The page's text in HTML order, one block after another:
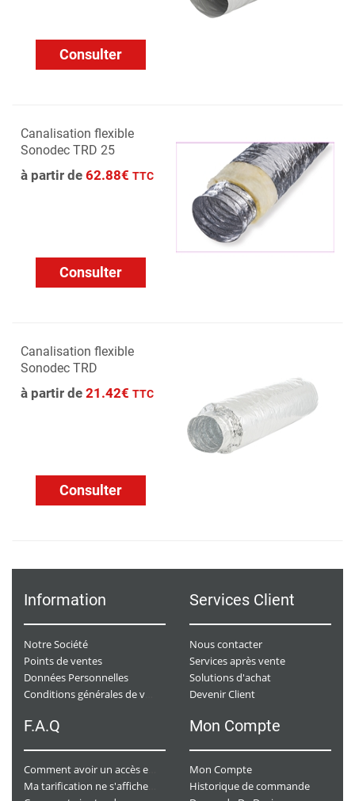
Consulter
Canalisation flexible
Sonodec TRD 25
à partir de 62.88€ TTC
Consulter
Canalisation flexible
Sonodec TRD
à partir de 21.42€ TTC
Consulter
Information
Notre Société
Points de ventes
Données Personnelles
Services Client
Nous contacter
Services après vente
Solutions d'achat
Devenir Client
F.A.Q Mon Compte
Mon Compte
Historique de commande